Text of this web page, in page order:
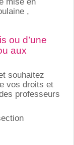
,
ou d’une
aux
souhaitez
vos droits et
professeurs